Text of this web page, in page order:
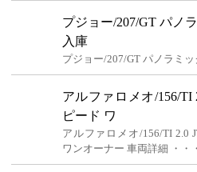
プジョー/207/GT パノ
入庫
プジョー/207/GT パノラミッ
アルファロメオ/156/TI
ピード ワ
アルファロメオ/156/TI 2.0
ワンオーナー 車両詳細 ・・・